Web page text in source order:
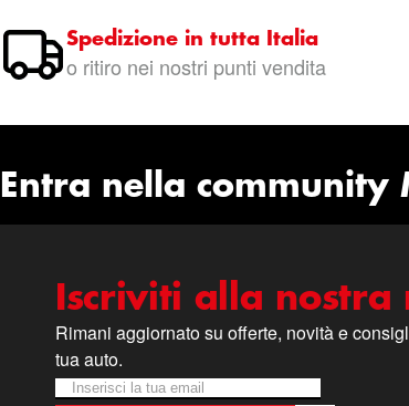
Spedizione in tutta Italia
o ritiro nei nostri punti vendita
Entra nella community
Iscriviti alla nostra
Rimani aggiornato su offerte, novità e
tua auto.
Newsletter
Iscriviti alla nostra Newsletter: